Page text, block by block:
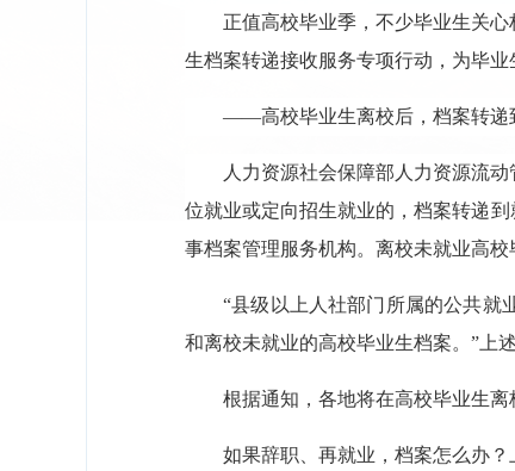
正值高校毕业季，不少毕业生关
生档案转递接收服务专项行动，为毕业
——高校毕业生离校后，档案转递
人力资源社会保障部人力资源流
位就业或定向招生就业的，档案转递
事档案管理服务机构。离校未就业高
“县级以上人社部门所属的公共就
和离校未就业的高校毕业生档案。”上
根据通知，各地将在高校毕业生
如果辞职、再就业，档案怎么办